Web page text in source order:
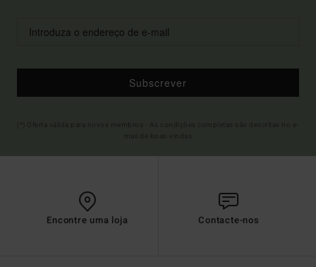
Subscrever
Encontre uma loja Contacte-nos